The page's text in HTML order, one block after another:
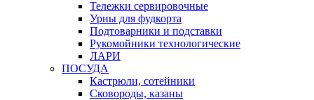
Тележки сервировочные
Урны для фудкорта
Подтоварники и подставки
Рукомойники технологические
ЛАРИ
ПОСУДА
Кастрюли, сотейники
Сковороды, казаны